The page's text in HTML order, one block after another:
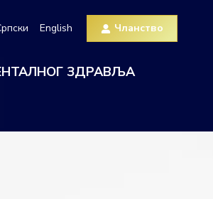
English Чланство
ЗДРАВЉА